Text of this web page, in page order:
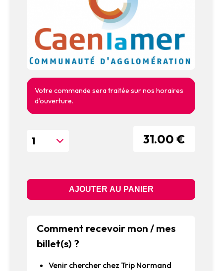
Votre commande sera traitée sur nos horaires
d’ouverture.
31.00 €
Comment recevoir mon / mes
billet(s) ?
Venir chercher chez Trip Normand